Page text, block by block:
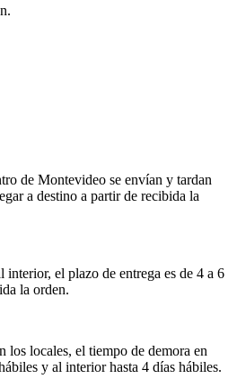
de Montevideo se envían y tardan
a destino a partir de recibida la
interior, el plazo de entrega es de 4 a 6
la orden.
los locales, el tiempo de demora en
y al interior hasta 4 días hábiles.